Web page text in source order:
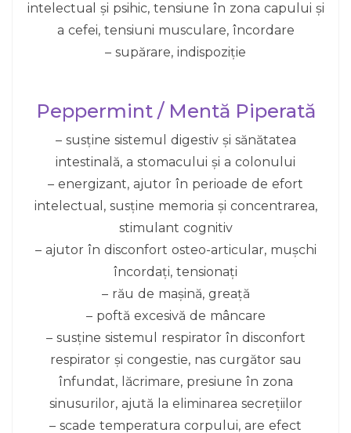
intelectual și psihic, tensiune în zona capului și
a cefei, tensiuni musculare, încordare
– supărare, indispoziție
Peppermint / Mentă Piperată
– susține sistemul digestiv și sănătatea
intestinală, a stomacului și a colonului
– energizant, ajutor în perioade de efort
intelectual, susține memoria și concentrarea,
stimulant cognitiv
– ajutor în disconfort osteo-articular, mușchi
încordați, tensionați
– rău de mașină, greață
– poftă excesivă de mâncare
– susține sistemul respirator în disconfort
respirator și congestie, nas curgător sau
înfundat, lăcrimare, presiune în zona
sinusurilor, ajută la eliminarea secrețiilor
– scade temperatura corpului, are efect